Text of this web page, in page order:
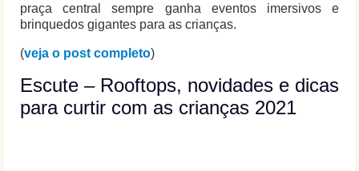
praça central sempre ganha eventos imersivos e
brinquedos gigantes para as crianças.
(veja o post completo)
Escute – Rooftops, novidades e dicas
para curtir com as crianças 2021